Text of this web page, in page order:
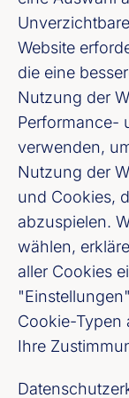
Projekten
steigenden
deutsche
meisten
über die
oder
deutlich
politischen
rechtfertigen
Relevanz
Website
die eine
Nutzung der
Performance-
verwenden,
Nutzung der
und Cookies,
abzuspielen.
wählen,
aller Cookies
Cookie-Typen
Ihre